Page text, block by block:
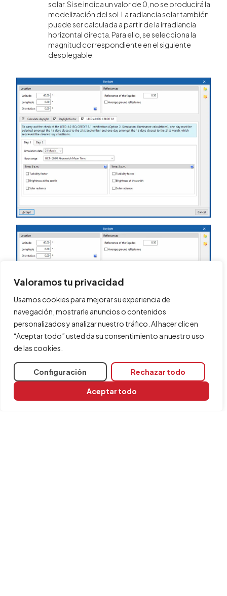
Valoramos tu privacidad
Usamos cookies para mejorar su experiencia de
navegación, mostrarle anuncios o contenidos
personalizados y analizar nuestro tráfico. Al hacer clic en
“Aceptar todo” usted da su consentimiento a nuestro uso
de las cookies.
Configuración Rechazar todo
Aceptar todo
solar. Si se indica un valor de 0, no se producirá la
modelización del sol. La radiancia solar también
puede ser calculada a partir de la irradiancia
horizontal directa. Para ello, se selecciona la
magnitud correspondiente en el siguiente
desplegable: